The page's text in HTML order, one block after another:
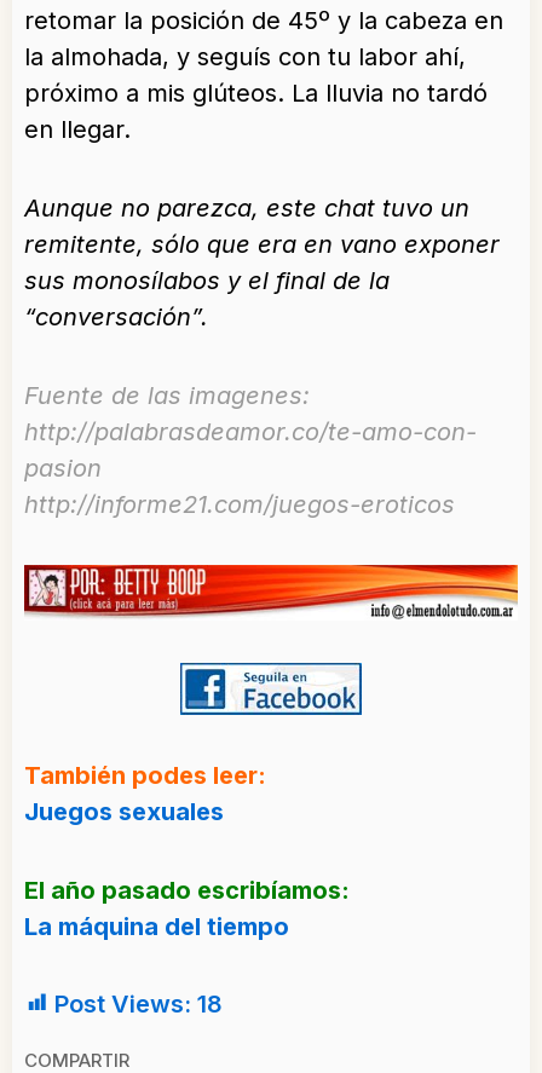
retomar la posición de 45º y la cabeza en
la almohada, y seguís con tu labor ahí,
próximo a mis glúteos. La lluvia no tardó
en llegar.
Aunque no parezca, este chat tuvo un
remitente, sólo que era en vano exponer
sus monosílabos y el final de la
“conversación”.
Fuente de las imagenes:
http://palabrasdeamor.co/te-amo-con-
pasion
http://informe21.com/juegos-eroticos
También podes leer:
Juegos sexuales
El año pasado escribíamos:
La máquina del tiempo
Post Views: 18
COMPARTIR